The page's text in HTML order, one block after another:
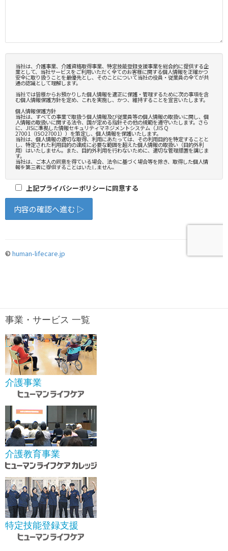
事業・サービス 一覧
介護事業
介護教育事業
特定技能登録支援